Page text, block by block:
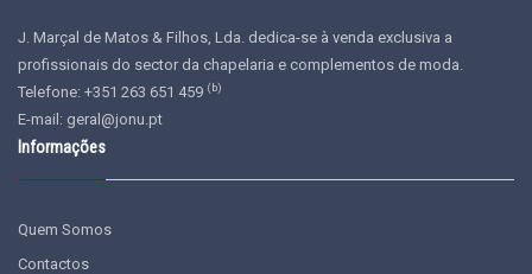
J. Marçal de Matos & Filhos, Lda. dedica-se à venda exclusiva a
profissionais do sector da chapelaria e complementos de moda.
Telefone: +351 263 651 459 (b)
E-mail: geral@jonu.pt
Informações
Quem Somos
Contactos